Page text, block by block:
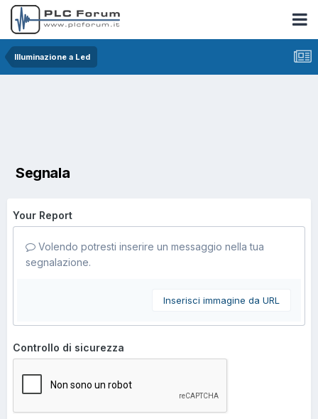
Illuminazione a Led
Segnala
Your Report
Volendo potresti inserire un messaggio nella tua
segnalazione.
Inserisci immagine da URL
Controllo di sicurezza